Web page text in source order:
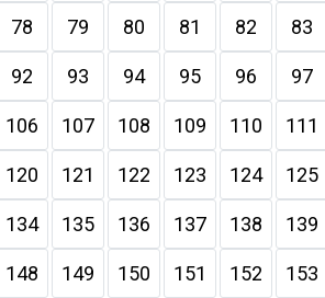
78 79 80 81 82 83
92 93 94 95 96 97
106 107 108 109 110 111
120 121 122 123 124 125
134 135 136 137 138 139
148 149 150 151 152 153